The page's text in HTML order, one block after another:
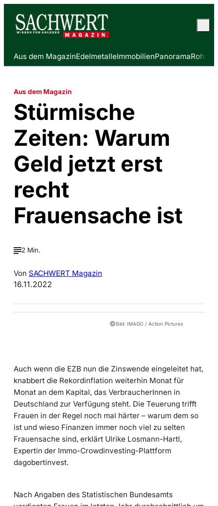
Aus dem MagazinEdelmetalleImmobilienPanorama
Aus dem Magazin
Stürmische
Zeiten: Warum
Geld jetzt erst
recht
Frauensache ist
2 Min.
Von SACHWERT Magazin
16.11.2022
©Bild: IMAGO / Action Pictures
Auch wenn die EZB nun die Zinswende eingeleitet hat,
knabbert die Rekordinflation weiterhin Monat für
Monat an dem Kapital, das VerbraucherInnen in
Deutschland zur Verfügung steht. Die Teuerung trifft
Frauen in der Regel noch mal härter – warum dem so
ist und wieso Finanzen immer noch viel zu selten
Frauensache sind, erklärt Ulrike Losmann-Hartl,
Expertin der Immo-Crowdinvesting-Plattform
dagobertinvest.
Nach Angaben des Statistischen Bundesamts